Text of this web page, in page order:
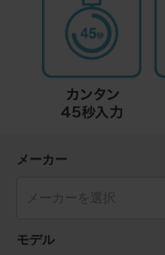
メーカー
モデル